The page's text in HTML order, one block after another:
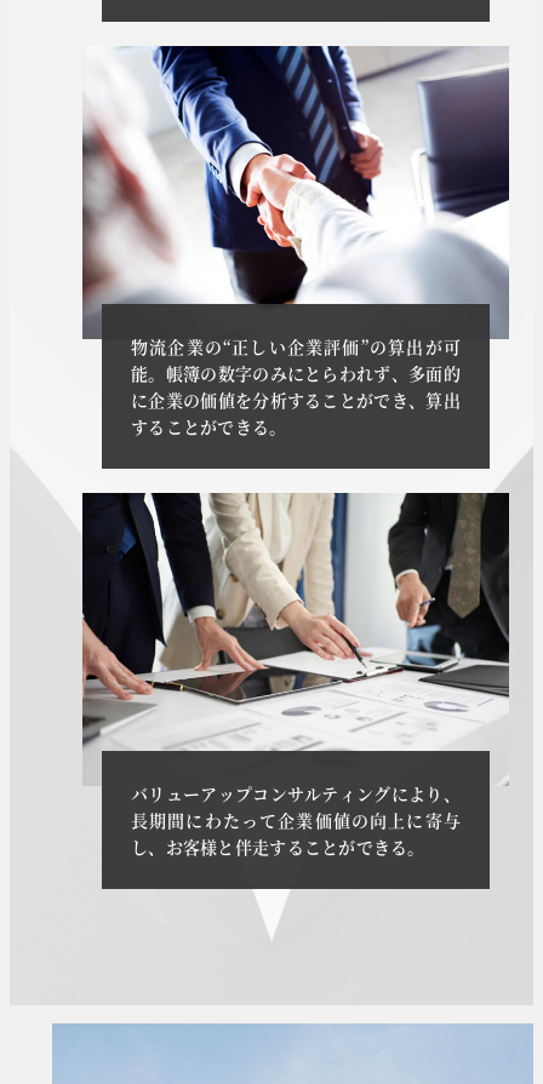
物流企業の“正しい企業評価”の算出が可
能。帳簿の数字のみにとらわれず、多面的
に企業の価値を分析することができ、算出
することができる。
バリューアップコンサルティングにより、
長期間にわたって企業価値の向上に寄与
し、お客様と伴走することができる。